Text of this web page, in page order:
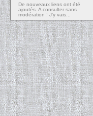
De nouveaux liens ont été
ajoutés. A consulter sans
modération ! J’y vais...